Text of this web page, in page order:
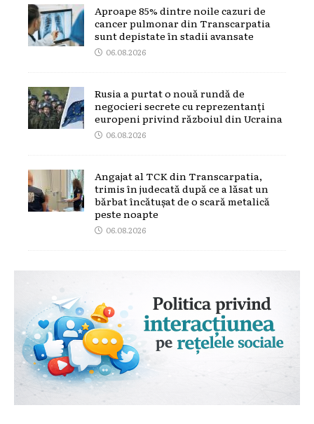
Aproape 85% dintre noile cazuri de
cancer pulmonar din Transcarpatia
sunt depistate în stadii avansate
06.08.2026
Rusia a purtat o nouă rundă de
negocieri secrete cu reprezentanți
europeni privind războiul din Ucraina
06.08.2026
Angajat al TCK din Transcarpatia,
trimis în judecată după ce a lăsat un
bărbat încătușat de o scară metalică
peste noapte
06.08.2026